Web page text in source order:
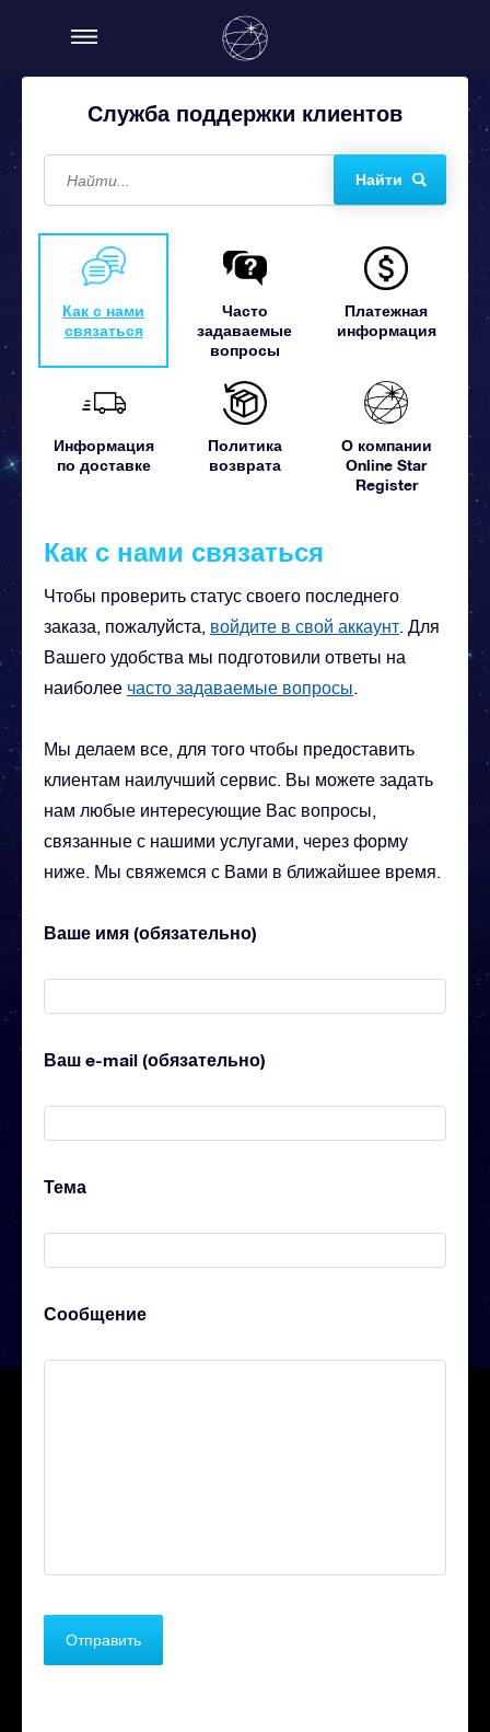
Служба поддержки клиентов
Найти
Как с нами
связаться
Часто
задаваемые
вопросы
Платежная
информация
Информация
по доставке
Политика
возврата
О компании
Online Star
Register
Как с нами связаться
Чтобы проверить статус своего последнего
заказа, пожалуйста, войдите в свой аккаунт. Для
Вашего удобства мы подготовили ответы на
наиболее часто задаваемые вопросы.
Мы делаем все, для того чтобы предоставить
клиентам наилучший сервис. Вы можете задать
нам любые интересующие Вас вопросы,
связанные с нашими услугами, через форму
ниже. Мы свяжемся с Вами в ближайшее время.
Ваше имя (обязательно)
Ваш e-mail (обязательно)
Тема
Сообщение